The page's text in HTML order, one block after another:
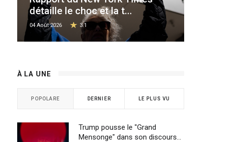
détaille le choc et la t...
04 Août 2026 3.1
À LA UNE
POPOLARE DERNIER LE PLUS VU
Trump pousse le "Grand
Mensonge" dans son discours...